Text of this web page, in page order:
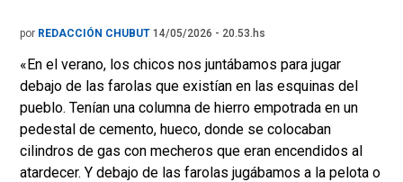
por REDACCIÓN CHUBUT 14/05/2026 - 20.53.hs
«En el verano, los chicos nos juntábamos para jugar
debajo de las farolas que existían en las esquinas del
pueblo. Tenían una columna de hierro empotrada en un
pedestal de cemento, hueco, donde se colocaban
cilindros de gas con mecheros que eran encendidos al
atardecer. Y debajo de las farolas jugábamos a la pelota o